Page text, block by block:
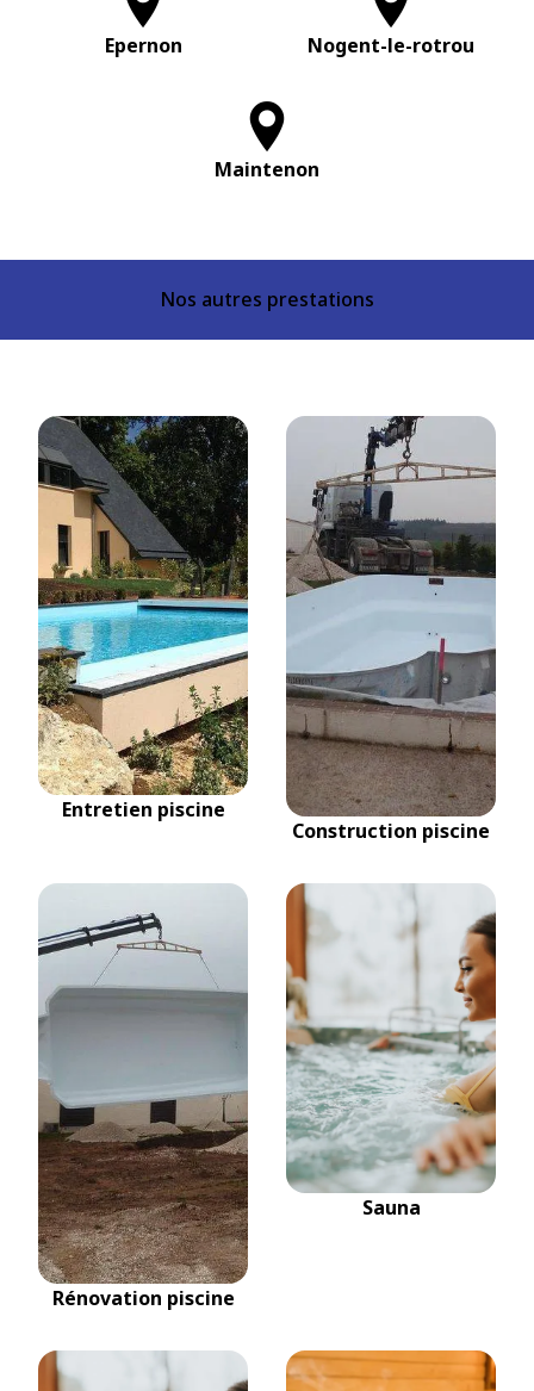
Epernon Nogent-le-rotrou
Maintenon
Nos autres prestations
Entretien piscine
Construction piscine
Rénovation piscine
Sauna